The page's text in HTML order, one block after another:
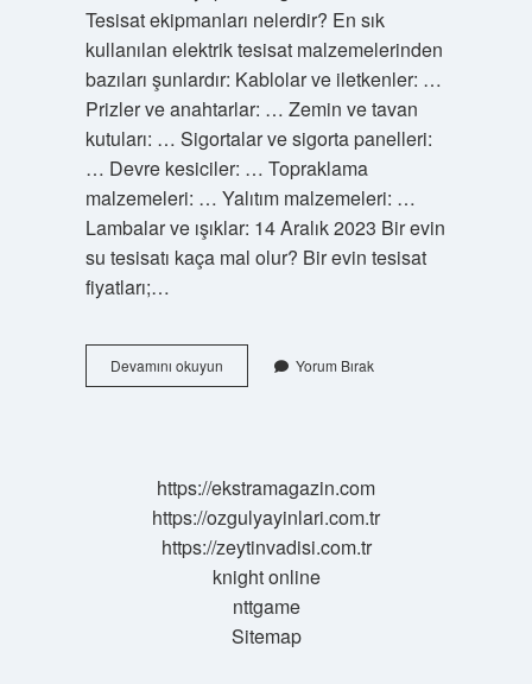
Tesisat ekipmanları nelerdir? En sık
kullanılan elektrik tesisat malzemelerinden
bazıları şunlardır: Kablolar ve iletkenler: …
Prizler ve anahtarlar: … Zemin ve tavan
kutuları: … Sigortalar ve sigorta panelleri:
… Devre kesiciler: … Topraklama
malzemeleri: … Yalıtım malzemeleri: …
Lambalar ve ışıklar: 14 Aralık 2023 Bir evin
su tesisatı kaça mal olur? Bir evin tesisat
fiyatları;…
Devamını okuyunSu
Tesisatı
Yorum Bırak
https://ekstramagazin.com
https://ozgulyayinlari.com.tr
https://zeytinvadisi.com.tr
knight online
nttgame
Sitemap